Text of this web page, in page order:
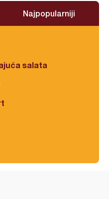
Najpopularniji
salata